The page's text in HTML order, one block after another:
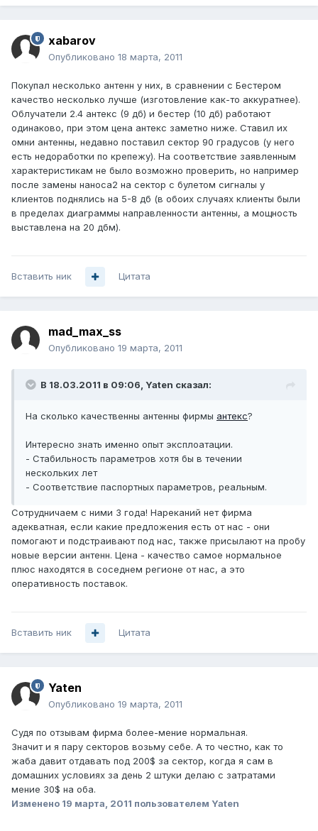
xabarov
Опубликовано 18 марта, 2011
Покупал несколько антенн у них, в сравнении с Бестером
качество несколько лучше (изготовление как-то аккуратнее).
Облучатели 2.4 антекс (9 дб) и бестер (10 дб) работают
одинаково, при этом цена антекс заметно ниже. Ставил их
омни антенны, недавно поставил сектор 90 градусов (у него
есть недоработки по крепежу). На соответствие заявленным
характеристикам не было возможно проверить, но например
после замены наноса2 на сектор с булетом сигналы у
клиентов поднялись на 5-8 дб (в обоих случаях клиенты были
в пределах диаграммы направленности антенны, а мощность
выставлена на 20 дбм).
Вставить ник Цитата
mad_max_ss
Опубликовано 19 марта, 2011
В 18.03.2011 в 09:06, Yaten сказал:
На сколько качественны антенны фирмы антекс?
Интересно знать именно опыт эксплоатации.
- Стабильность параметров хотя бы в течении
нескольких лет
- Соответствие паспортных параметров, реальным.
Сотрудничаем с ними 3 года! Нареканий нет фирма
адекватная, если какие предложения есть от нас - они
помогают и подстраивают под нас, также присылают на пробу
новые версии антенн. Цена - качество самое нормальное
плюс находятся в соседнем регионе от нас, а это
оперативность поставок.
Вставить ник Цитата
Yaten
Опубликовано 19 марта, 2011
Судя по отзывам фирма более-мение нормальная.
Значит и я пару секторов возьму себе. А то честно, как то
жаба давит отдавать под 200$ за сектор, когда я сам в
домашних условиях за день 2 штуки делаю с затратами
мение 30$ на оба.
Изменено 19 марта, 2011 пользователем Yaten